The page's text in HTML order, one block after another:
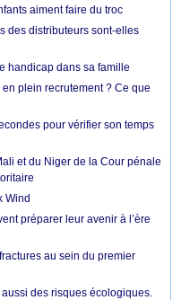
aiment faire du troc
des distributeurs sont-elles
handicap dans sa famille
plein recrutement ? Ce que
pour vérifier son temps
et du Niger de la Cour pénale
Wind
préparer leur avenir à l’ère
au sein du premier
des risques écologiques.